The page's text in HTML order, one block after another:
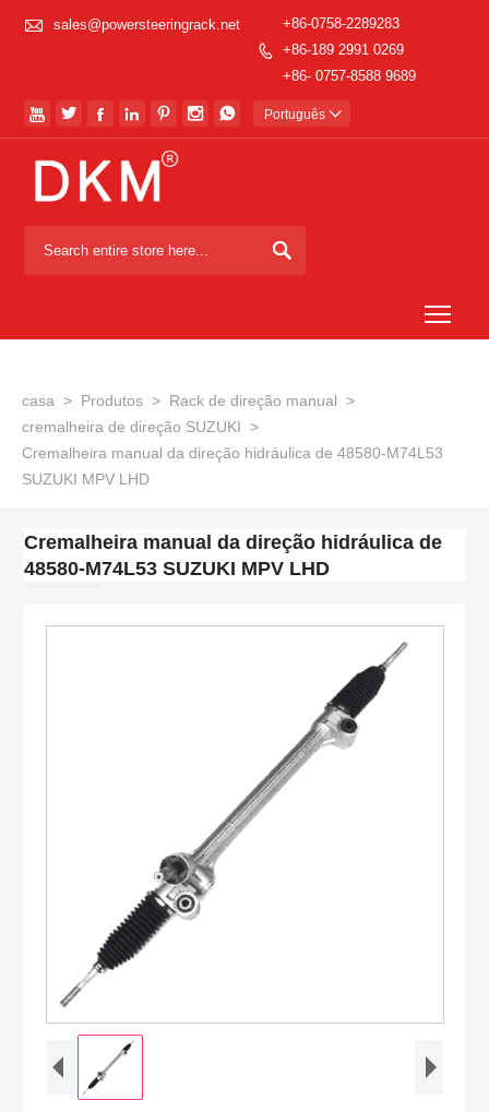
 sales@powersteeringrack.net

+86-0758-2289283
+86-189 2991 0269
+86- 0757-8588 9689
       Português 

casa > Produtos > Rack de direção manual >
cremalheira de direção SUZUKI >
Cremalheira manual da direção hidráulica de 48580-M74L53
SUZUKI MPV LHD
Cremalheira manual da direção hidráulica de
48580-M74L53 SUZUKI MPV LHD